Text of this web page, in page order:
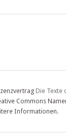
Die Texte
Commons
Informationen.